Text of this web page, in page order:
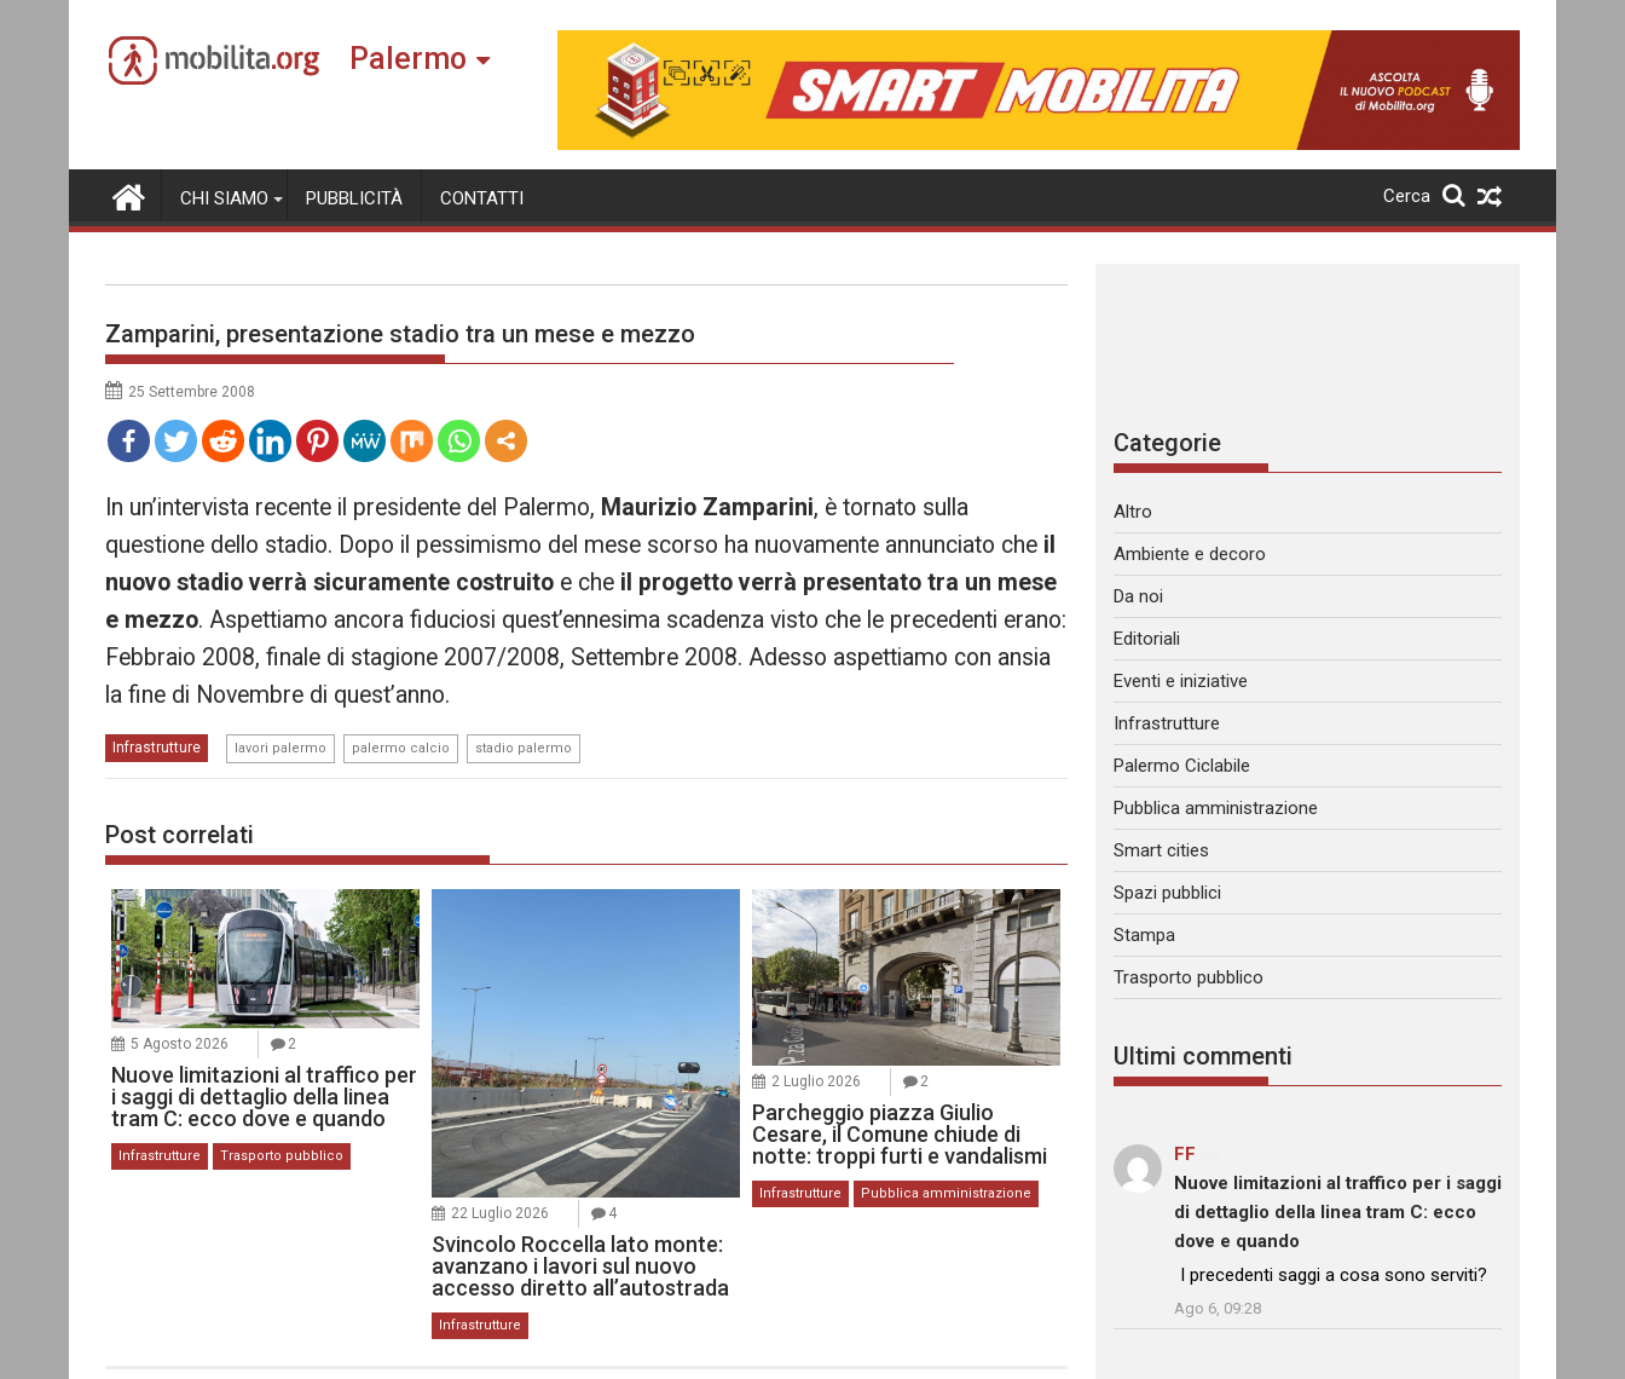
content
Palermo
CHI SIAMO PUBBLICITÀ CONTATTI Cerca
Zamparini, presentazione stadio tra un mese e mezzo
25 Settembre 2008
re
In un’intervista recente il presidente del Palermo, Maurizio Zamparini, è tornato sulla
questione dello stadio. Dopo il pessimismo del mese scorso ha nuovamente annunciato che il
nuovo stadio verrà sicuramente costruito e che il progetto verrà presentato tra un mese
e mezzo. Aspettiamo ancora fiduciosi quest’ennesima scadenza visto che le precedenti erano:
Febbraio 2008, finale di stagione 2007/2008, Settembre 2008. Adesso aspettiamo con ansia
la fine di Novembre di quest’anno.
Infrastrutture lavori palermo palermo calcio stadio palermo
Post correlati
5 Agosto 2026 2
Nuove limitazioni al traffico per
i saggi di dettaglio della linea
tram C: ecco dove e quando
Infrastrutture Trasporto pubblico
22 Luglio 2026 4
Svincolo Roccella lato monte:
avanzano i lavori sul nuovo
accesso diretto all’autostrada
Infrastrutture
2 Luglio 2026 2
Parcheggio piazza Giulio
Cesare, il Comune chiude di
notte: troppi furti e vandalismi
Infrastrutture Pubblica amministrazione
Categorie
Altro
Ambiente e decoro
Da noi
Editoriali
Eventi e iniziative
Infrastrutture
Palermo Ciclabile
Pubblica amministrazione
Smart cities
Spazi pubblici
Stampa
Trasporto pubblico
Ultimi commenti
FF
Nuove limitazioni al traffico per i saggi
di dettaglio della linea tram C: ecco
dove e quando
: “I precedenti saggi a cosa sono serviti?
Ago 6, 09:28